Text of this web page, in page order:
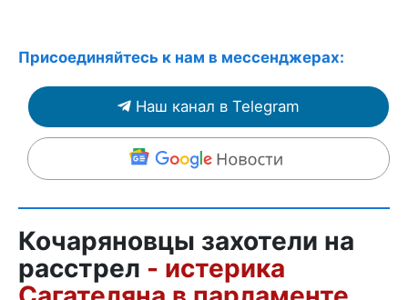
Присоединяйтесь к нам в мессенджерах:
Наш канал в Telegram
Кочаряновцы захотели на
расстрел - истерика